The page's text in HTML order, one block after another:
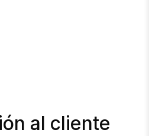
al cliente